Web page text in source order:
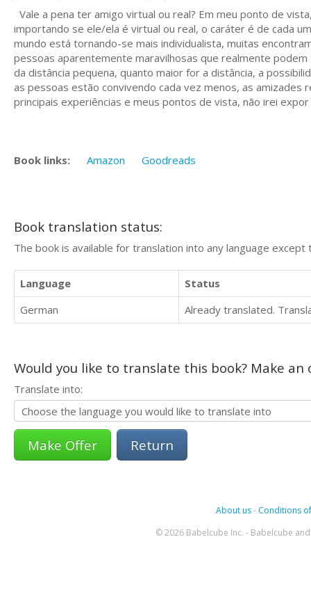
Vale a pena ter amigo virtual ou real? Em meu ponto de
importando se ele/ela é virtual ou real, o caráter é de cada
mundo está tornando-se mais individualista, muitas
pessoas aparentemente maravilhosas que realmente
da distância pequena, quanto maior for a distância, a
as pessoas estão convivendo cada vez menos, as
principais experiências e meus pontos de vista, não irei
Book links: Amazon Goodreads
Book translation status:
The book is available for translation into any language
Language
Status
German
Already translated.
Would you like to translate this book? Make
Translate into:
Return
About us- Conditions
© 2026 Babelcube Inc. - Babelcube